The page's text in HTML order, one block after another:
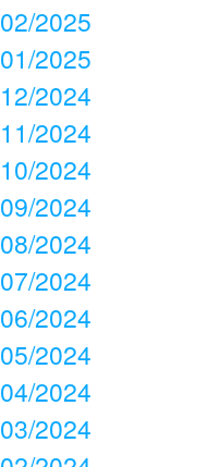
02/2025
01/2025
12/2024
11/2024
10/2024
09/2024
08/2024
07/2024
06/2024
05/2024
04/2024
03/2024